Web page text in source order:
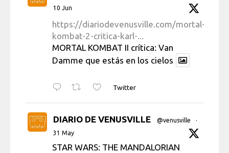
10 Jun
https://diariodevenusville.com/mortal-
kombat-2-critica-karl-...
MORTAL KOMBAT II crítica: Van
Damme que estás en los cielos
Twitter
DIARIO DE VENUSVILLE @venusville
·
31 May
STAR WARS: THE MANDALORIAN